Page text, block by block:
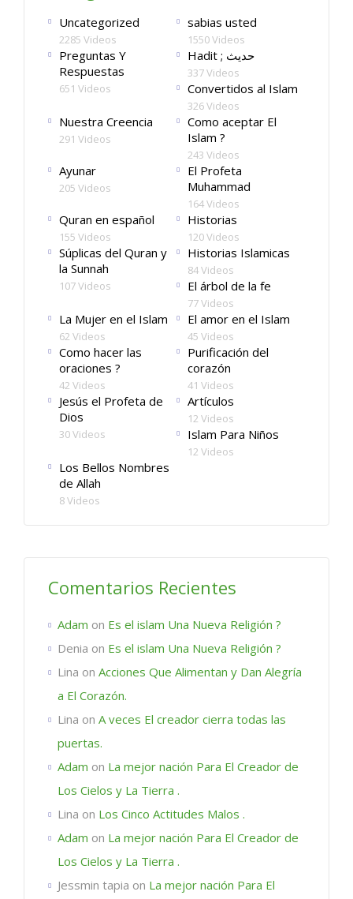
Uncategorized
2285 Videos
sabias usted
1550 Videos
Preguntas Y
Respuestas
651 Videos
Hadit ; حديث
337 Videos
Convertidos al Islam
326 Videos
Nuestra Creencia
291 Videos
Como aceptar El
Islam ?
243 Videos
Ayunar
205 Videos
El Profeta
Muhammad
164 Videos
Quran en español
155 Videos
Historias
120 Videos
Súplicas del Quran y
la Sunnah
107 Videos
Historias Islamicas
84 Videos
El árbol de la fe
77 Videos
La Mujer en el Islam
62 Videos
El amor en el Islam
45 Videos
Como hacer las
oraciones ?
42 Videos
Purificación del
corazón
41 Videos
Jesús el Profeta de
Dios
30 Videos
Artículos
12 Videos
Islam Para Niños
12 Videos
Los Bellos Nombres
de Allah
8 Videos
Comentarios Recientes
Adam on Es el islam Una Nueva Religión ?
Denia on Es el islam Una Nueva Religión ?
Lina on Acciones Que Alimentan y Dan Alegría
a El Corazón.
Lina on A veces El creador cierra todas las
puertas.
Adam on La mejor nación Para El Creador de
Los Cielos y La Tierra .
Lina on Los Cinco Actitudes Malos .
Adam on La mejor nación Para El Creador de
Los Cielos y La Tierra .
Jessmin tapia on La mejor nación Para El